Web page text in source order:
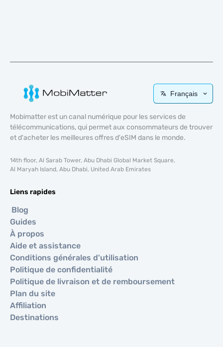
Français
Mobimatter est un canal numérique pour les services de
télécommunications, qui permet aux consommateurs de trouver
et d'acheter les meilleures offres d'eSIM dans le monde.
14th floor, Al Sarab Tower, Abu Dhabi Global Market Square,
Al Maryah Island, Abu Dhabi, United Arab Emirates
Liens rapides
Blog
Guides
À propos
Aide et assistance
Conditions générales d'utilisation
Politique de confidentialité
Politique de livraison et de remboursement
Plan du site
Affiliation
Destinations